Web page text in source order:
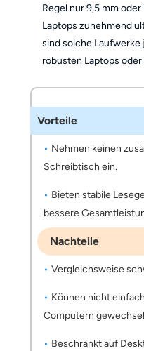
Regel nur 9,5 mm
Laptops zunehmend
sind solche
robusten Laptops
Vorteile
Nehmen keinen
Schreibtisch ein.
Bieten stabile
bessere
Nachteile
Vergleichsweise
Können nicht
Computern
Beschränkt auf